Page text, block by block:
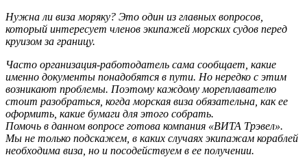
Нужна ли виза моряку? Это один из главных вопросов,
который интересует членов экипажей морских судов перед
круизом за границу.
Часто организация-работодатель сама сообщает, какие
именно документы понадобятся в пути. Но нередко с этим
возникают проблемы. Поэтому каждому мореплавателю
стоит разобраться, когда морская виза обязательна, как ее
оформить, какие бумаги для этого собрать.
Помочь в данном вопросе готова компания «ВИТА Трэвел».
Мы не только подскажем, в каких случаях экипажам кораблей
необходима виза, но и посодействуем в ее получении.